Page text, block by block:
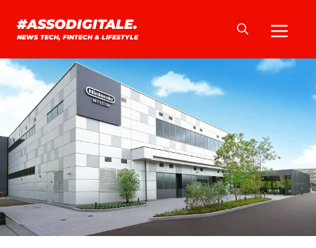
#ASSODIGITALE.
NEWS TECH, FINTECH & LIFESTYLE